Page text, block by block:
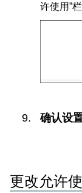
许使用”
确认设
更改允许